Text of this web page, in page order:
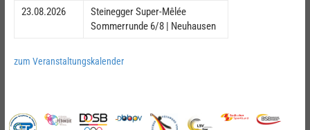
23.08.2026
Steinegger Super-Mêlée
Sommerrunde 6/8 | Neuhausen
zum Veranstaltungskalender